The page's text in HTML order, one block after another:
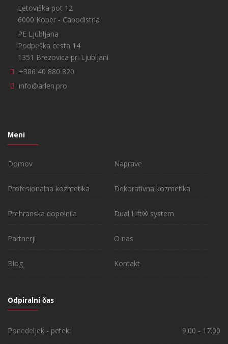
Letoviška pot 12
6000 Koper - Capodistria
PE Ljubljana
Podpeška cesta 14
1351 Brezovica pri Ljubljani
+386 40 880 820
info@arlen.pro
Meni
Domov Naprave
Profesionalna kozmetika Dekorativna kozmetika
Prehranska dopolnila Dual Lift® system
Partnerji O nas
Blog Kontakt
Odpiralni čas
Ponedeljek - petek: 9.00 - 17.00